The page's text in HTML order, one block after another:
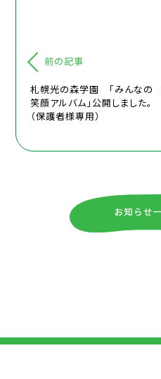
前の記事
札幌光の森学園 「みんなの
笑顔アルバム」公開しました。
（保護者様専用）